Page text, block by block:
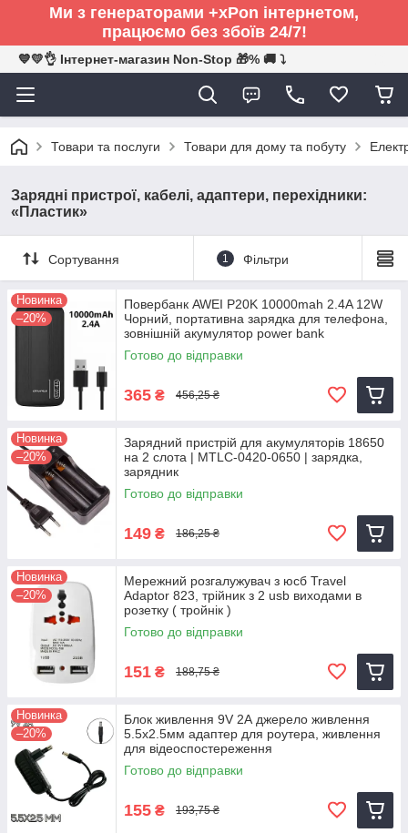
Ми з генераторами +xPon інтернетом,
працюємо без збоїв 24/7!
💙💛👌 Інтернет-магазин Non-Stop 🎁% 🚚 ⤵
Товари та послуги Товари для дому та побуту
Зарядні пристрої, кабелі, адаптери, перехідники:
«Пластик»
Сортування 1 Фільтри
Новинка
–20%
Повербанк AWEI P20K 10000mah 2.4A 12W
Чорний, портативна зарядка для телефона,
зовнішній акумулятор power bank
Готово до відправки
365 ₴ 456,25 ₴
Новинка
–20%
Зарядний пристрій для акумуляторів 18650
на 2 слота | MTLC-0420-0650 | зарядка,
зарядник
Готово до відправки
149 ₴ 186,25 ₴
Новинка
–20%
Мережний розгалужувач з юсб Travel
Adaptor 823, трійник з 2 usb виходами в
розетку ( тройнік )
Готово до відправки
151 ₴ 188,75 ₴
Новинка
–20%
Блок живлення 9V 2А джерело живлення
5.5х2.5мм адаптер для роутера, живлення
для відеоспостереження
Готово до відправки
155 ₴ 193,75 ₴